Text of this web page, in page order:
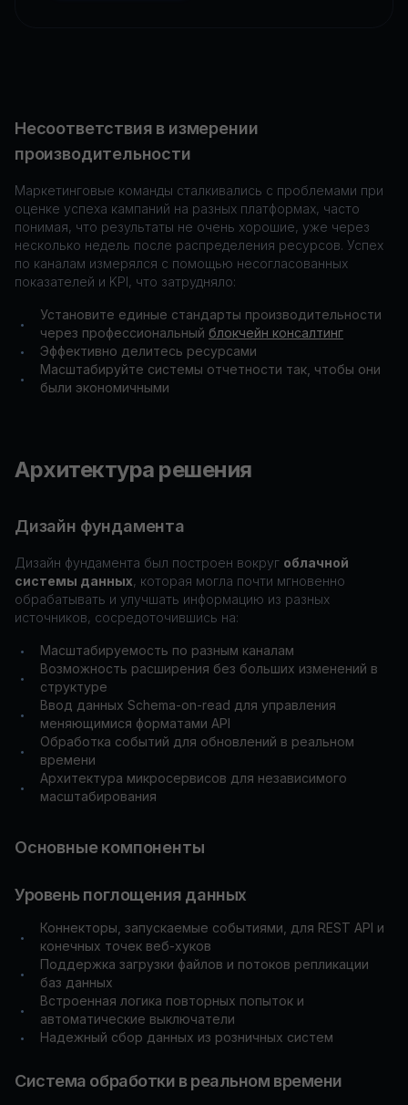
Несоответствия в измерении
производительности
Маркетинговые команды сталкивались с проблемами при
оценке успеха кампаний на разных платформах, часто
понимая, что результаты не очень хорошие, уже через
несколько недель после распределения ресурсов. Успех
по каналам измерялся с помощью несогласованных
показателей и KPI, что затрудняло:
•
Установите единые стандарты производительности
через профессиональный блокчейн консалтинг
• Эффективно делитесь ресурсами
•
Масштабируйте системы отчетности так, чтобы они
были экономичными
Архитектура решения
Дизайн фундамента
Дизайн фундамента был построен вокруг облачной
системы данных, которая могла почти мгновенно
обрабатывать и улучшать информацию из разных
источников, сосредоточившись на:
• Масштабируемость по разным каналам
•
Возможность расширения без больших изменений в
структуре
•
Ввод данных Schema-on-read для управления
меняющимися форматами API
•
Обработка событий для обновлений в реальном
времени
•
Архитектура микросервисов для независимого
масштабирования
Основные компоненты
Уровень поглощения данных
•
Коннекторы, запускаемые событиями, для REST API и
конечных точек веб-хуков
•
Поддержка загрузки файлов и потоков репликации
баз данных
•
Встроенная логика повторных попыток и
автоматические выключатели
• Надежный сбор данных из розничных систем
Система обработки в реальном времени